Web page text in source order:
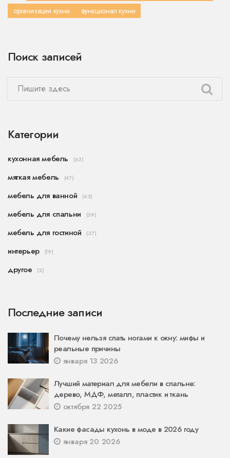
организации кухни
функционал кухни
Поиск записей
Категории
кухонная мебель (63)
мягкая мебель (47)
мебель для ванной (43)
мебель для спальни (39)
мебель для гостиной (37)
интерьер (19)
другое (2)
Последние записи
Почему нельзя спать ногами к окну: мифы и
реальные причины
января 13 2026
Лучший материал для мебели в спальне:
дерево, МДФ, металл, пластик и ткань
октября 22 2025
Какие фасады кухонь в моде в 2026 году
января 20 2026